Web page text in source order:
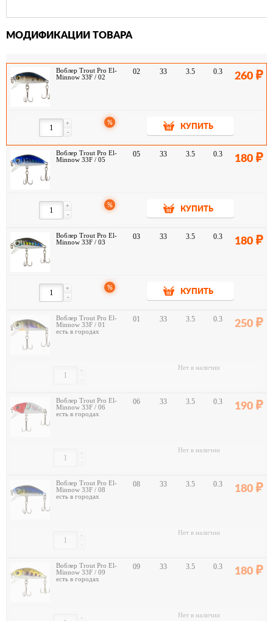
МОДИФИКАЦИИ ТОВАРА
Воблер Trout Pro El-
Minnow 33F / 02
02 33 3.5 0.3 260
-
+ %
КУПИТЬ
Воблер Trout Pro El-
Minnow 33F / 05
05 33 3.5 0.3 180
-
+ %
КУПИТЬ
Воблер Trout Pro El-
Minnow 33F / 03
03 33 3.5 0.3 180
-
+ %
КУПИТЬ
Воблер Trout Pro El-
Minnow 33F / 01
есть в городах
01 33 3.5 0.3 250
-
+ Нет в наличии
Воблер Trout Pro El-
Minnow 33F / 06
есть в городах
06 33 3.5 0.3 190
-
+ Нет в наличии
Воблер Trout Pro El-
Minnow 33F / 08
есть в городах
08 33 3.5 0.3 180
-
+ Нет в наличии
Воблер Trout Pro El-
Minnow 33F / 09
есть в городах
09 33 3.5 0.3 180
+ Нет в наличии